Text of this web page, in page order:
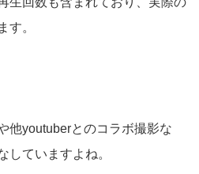
す。
他youtuberとのコラボ撮影な
していますよね。